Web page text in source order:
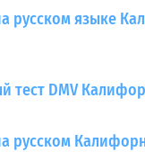
русском языке
тест DMV
русском